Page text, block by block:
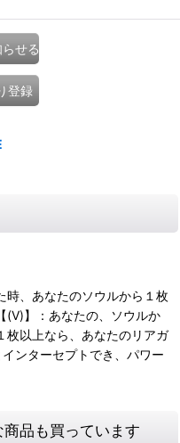
せる
登録
時、あなたのソウルから１枚
(V)】：あなたの、ソウルか
枚以上なら、あなたのリアガ
ンターセプトでき、パワー
品も買っています